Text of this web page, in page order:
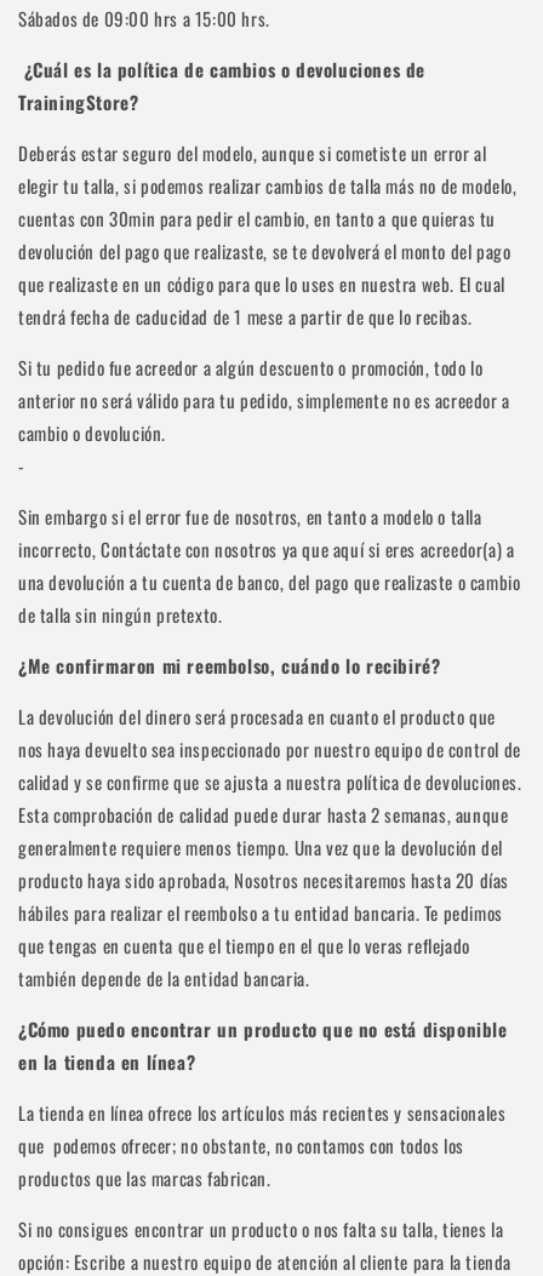
Sábados de 09:00 hrs a 15:00 hrs.
¿Cuál es la política de cambios o devoluciones de
TrainingStore?
Deberás estar seguro del modelo, aunque si cometiste un error al
elegir tu talla, si podemos realizar cambios de talla más no de modelo,
cuentas con 30min para pedir el cambio, en tanto a que quieras tu
devolución del pago que realizaste, se te devolverá el monto del pago
que realizaste en un código para que lo uses en nuestra web. El cual
tendrá fecha de caducidad de 1 mese a partir de que lo recibas.
Si tu pedido fue acreedor a algún descuento o promoción, todo lo
anterior no será válido para tu pedido, simplemente no es acreedor a
cambio o devolución.
-
Sin embargo si el error fue de nosotros, en tanto a modelo o talla
incorrecto, Contáctate con nosotros ya que aquí si eres acreedor(a) a
una devolución a tu cuenta de banco, del pago que realizaste o cambio
de talla sin ningún pretexto.
¿Me confirmaron mi reembolso, cuándo lo recibiré?
La devolución del dinero será procesada en cuanto el producto que
nos haya devuelto sea inspeccionado por nuestro equipo de control de
calidad y se confirme que se ajusta a nuestra política de devoluciones.
Esta comprobación de calidad puede durar hasta 2 semanas, aunque
generalmente requiere menos tiempo. Una vez que la devolución del
producto haya sido aprobada, Nosotrosnecesitaremos hasta 20 días
hábiles para realizar el reembolso a tu entidad bancaria. Te pedimos
que tengas en cuenta que el tiempo en el que lo veras reflejado
también depende de la entidad bancaria.
¿Cómo puedo encontrar un producto que no está disponible
en la tienda en línea?
La tienda en línea ofrece los artículos más recientes y sensacionales
que podemos ofrecer; no obstante, no contamos con todos los
productos que las marcas fabrican.
Si no consigues encontrar un producto o nos falta su talla, tienes la
opción: Escribe a nuestro equipo de atención al cliente para la tienda